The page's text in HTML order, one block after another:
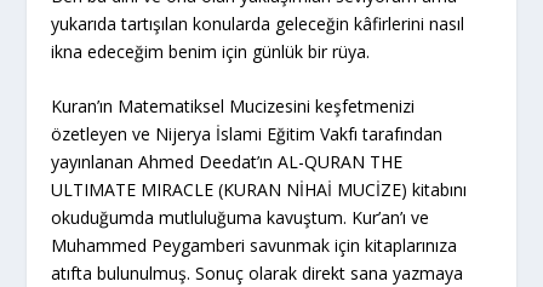
yukarıda tartışılan konularda geleceğin kâfirlerini nasıl
ikna edeceğim benim için günlük bir rüya.
Kuran’ın Matematiksel Mucizesini keşfetmenizi
özetleyen ve Nijerya İslami Eğitim Vakfı tarafından
yayınlanan Ahmed Deedat’ın AL-QURAN THE
ULTIMATE MIRACLE (KURAN NİHAİ MUCİZE) kitabını
okuduğumda mutluluğuma kavuştum. Kur’an’ı ve
Muhammed Peygamberi savunmak için kitaplarınıza
atıfta bulunulmuş. Sonuç olarak direkt sana yazmaya